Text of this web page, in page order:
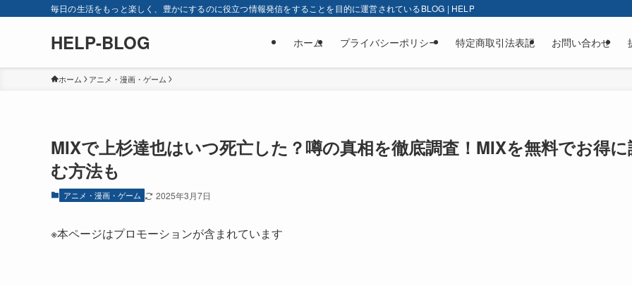
毎日の生活をもっと楽しく、豊かにするのに役立つ情報発信をすることを目的に運営されているBLOG | HELP-BLOG
HELP-BLOG ホーム プライバシーポリシー 特定商取引法表記 お問い合わせ
ホーム アニメ・漫画・ゲーム
MIXで上杉達也はいつ死亡した？噂の真相を徹底調査！MIXを無料でお得
む方法も
アニメ・漫画・ゲーム 2025年3月7日
※本ページはプロモーションが含まれています